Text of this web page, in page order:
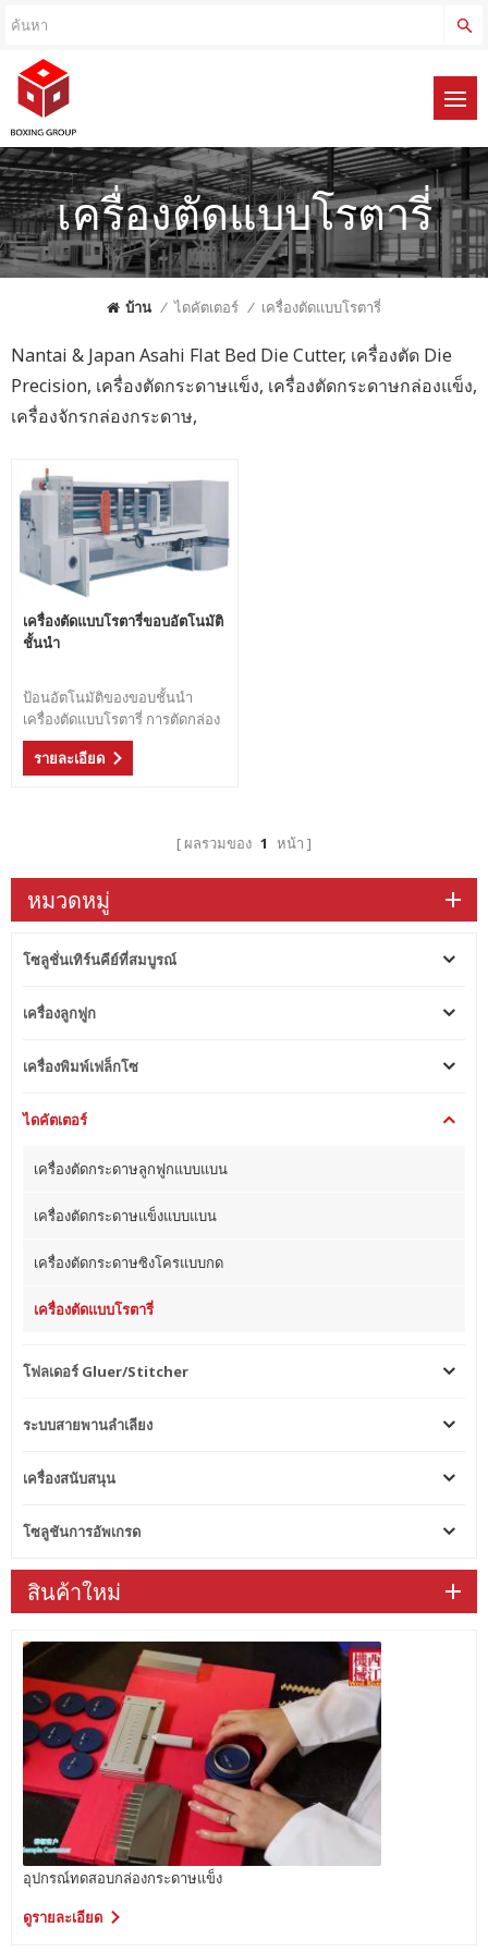
เครื่องตัดแบบโรตารี่
บ้าน / ไดคัตเตอร์ / เครื่องตัดแบบโรตารี่
Nantai & Japan Asahi Flat Bed Die Cutter, เครื่องตัด Die
Precision, เครื่องตัดกระดาษแข็ง, เครื่องตัดกระดาษกล่องแข็ง,
เครื่องจักรกล่องกระดาษ,
เครื่องตัดแบบโรตารี่ขอบอัตโนมัติ
ชั้นนำ
ป้อนอัตโนมัติของขอบชั้นนำ
เครื่องตัดแบบโรตารี่ การตัดกล่อง
กระดาษอย่างแม่นยำ
รายละเอียด
ผลรวมของ 1 หน้า
หมวดหมู่
โซลูชั่นเทิร์นคีย์ที่สมบูรณ์
เครื่องลูกฟูก
เครื่องพิมพ์เฟล็กโซ
ไดคัตเตอร์
เครื่องตัดกระดาษลูกฟูกแบบแบน
เครื่องตัดกระดาษแข็งแบบแบน
เครื่องตัดกระดาษซิงโครแบบกด
เครื่องตัดแบบโรตารี่
โฟลเดอร์ Gluer/Stitcher
ระบบสายพานลำเลียง
เครื่องสนับสนุน
โซลูชันการอัพเกรด
สินค้าใหม่
อุปกรณ์ทดสอบกล่องกระดาษแข็ง
ดูรายละเอียด